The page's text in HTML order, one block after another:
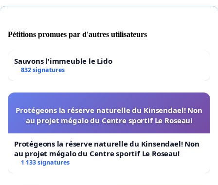
Pétitions promues par d'autres utilisateurs
Sauvons l'immeuble le Lido
832 signatures
Protégeons la réserve naturelle du Kinsendael! Non
au projet mégalo du Centre sportif Le Roseau!
Protégeons la réserve naturelle du Kinsendael! Non
au projet mégalo du Centre sportif Le Roseau!
1 133 signatures